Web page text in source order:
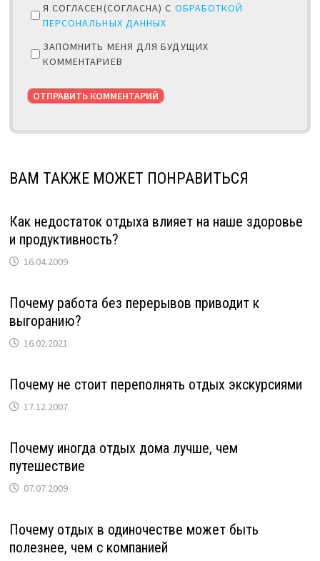
Я СОГЛАСЕН(СОГЛАСНА) С ОБРАБОТКОЙ
ПЕРСОНАЛЬНЫХ ДАННЫХ
ЗАПОМНИТЬ МЕНЯ ДЛЯ БУДУЩИХ
КОММЕНТАРИЕВ
ВАМ ТАКЖЕ МОЖЕТ ПОНРАВИТЬСЯ
Как недостаток отдыха влияет на наше здоровье
и продуктивность?
16.04.2009
Почему работа без перерывов приводит к
выгоранию?
16.02.2021
Почему не стоит переполнять отдых экскурсиями
17.12.2007
Почему иногда отдых дома лучше, чем
путешествие
07.07.2009
Почему отдых в одиночестве может быть
полезнее, чем с компанией